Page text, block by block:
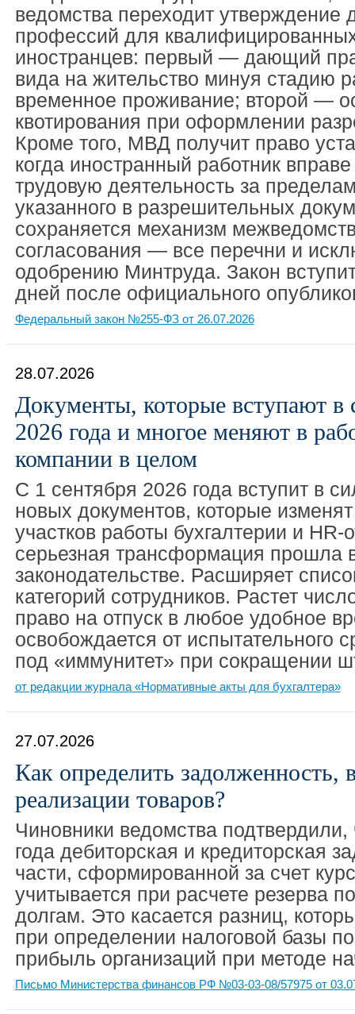
ведомства переходит утверждение
профессий для
иностранцев: первый — дающий
вида на жительство минуя стадию
временное проживание; второй —
квотирования при оформлении
Кроме того, МВД получит право
когда иностранный работник
трудовую деятельность за
указанного в разрешительных
сохраняется механизм
согласования — все перечни и
одобрению Минтруда. Закон
дней после официального
Федеральный закон №255-ФЗ от 26.07.2026
28.07.2026
Документы, которые вступают в
2026 года и многое меняют в
компании в целом
С 1 сентября 2026 года вступит в
новых документов, которые
участков работы бухгалтерии и
серьезная трансформация прошла
законодательстве. Расширяет
категорий сотрудников. Растет
право на отпуск в любое удобное
освобождается от испытательного
под «иммунитет» при сокращении
от редакции журнала «Нормативные акты для бухгалтера»
27.07.2026
Как определить
реализации товаров?
Чиновники ведомства
года дебиторская и кредиторская
части, сформированной за счет
учитывается при расчете резерва
долгам. Это касается разниц,
при определении налоговой базы
прибыль организаций при методе
Письмо Министерства финансов РФ №03-03-08/57975 от